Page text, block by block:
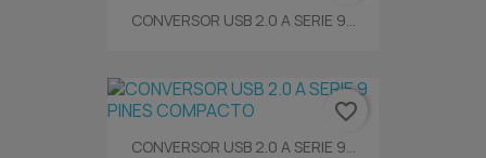
CONVERSOR USB 2.0 A SERIE 9...
CONVERSOR USB 2.0 A SERIE 9...
favorite_border